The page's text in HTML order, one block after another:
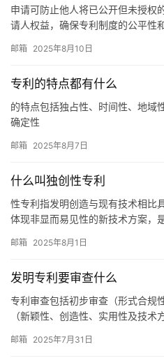
申请可防止他人将已公开但未授权
请人权益，确保专利制度的公平性
邮箱 2025年8月10日
专利的特点都有什么
的特点包括独占性、时间性、地域
确定性
邮箱 2025年8月7日
什么叫独创性专利
性专利指发明创造与现有技术相比
体现非显而易见性的新技术方案，
邮箱 2025年8月1日
发明专利要审查什么
专利审查包括初步审查（形式合规
（新颖性、创造性、实用性及技
邮箱 2025年7月31日